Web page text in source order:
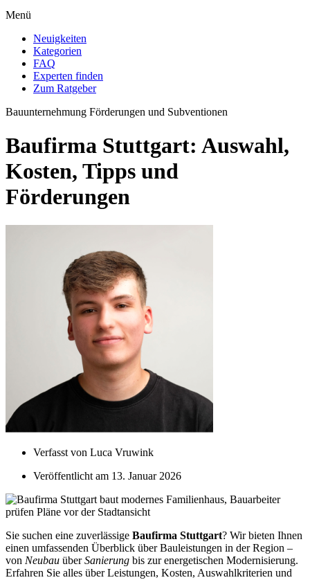
Menü
Neuigkeiten
Kategorien
FAQ
Experten finden
Zum Ratgeber
Bauunternehmung Förderungen und Subventionen
Baufirma Stuttgart: Auswahl,
Kosten, Tipps und
Förderungen
Verfasst von Luca Vruwink
Veröffentlicht am 13. Januar 2026
Sie suchen eine zuverlässige Baufirma Stuttgart? Wir bieten Ihnen
einen umfassenden Überblick über Bauleistungen in der Region –
von Neubau überSanierung bis zur energetischen Modernisierung.
Erfahren Sie alles über Leistungen, Kosten, Auswahlkriterien und